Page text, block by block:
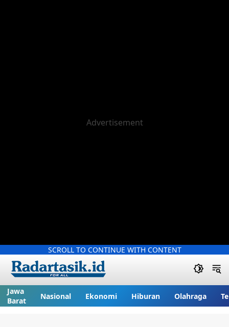
SCROLL TO CONTINUE WITH CONTENT
Jawa
Barat
Nasional Ekonomi Hiburan Olahraga